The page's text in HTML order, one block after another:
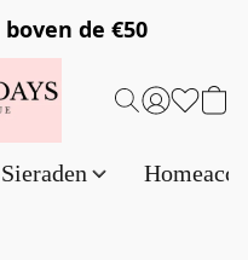
boven de €50
Sieraden